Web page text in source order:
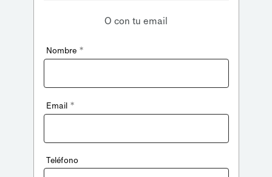
O con tu email
Nombre *
Email *
Teléfono